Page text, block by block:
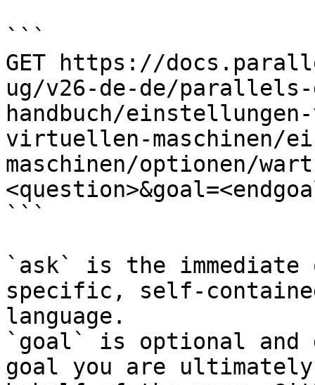
```
GET https://
ug/v26-de-de/
handbuch/
virtuellen-maschinen/
maschinen/optionen/
```
`ask` is the
specific, self-
language.
`goal` is optional and
goal you are